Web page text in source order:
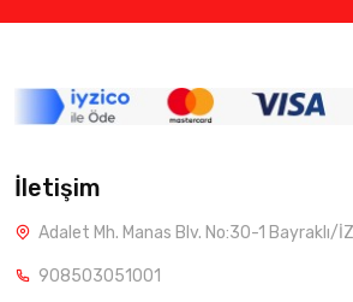
İletişim
Adalet Mh. Manas Blv. No:30-1 Bayraklı/
908503051001